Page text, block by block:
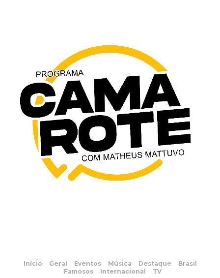
Início Geral Eventos Música Destaque
Brasil
Famosos
Internacional TV